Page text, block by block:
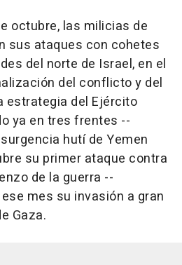
octubre, las milicias de
sus ataques con cohetes
del norte de Israel, en el
del conflicto y del
estrategia del Ejército
ya en tres frentes --
hutí de Yemen
su primer ataque contra
de la guerra --
mes su invasión a gran
Gaza.